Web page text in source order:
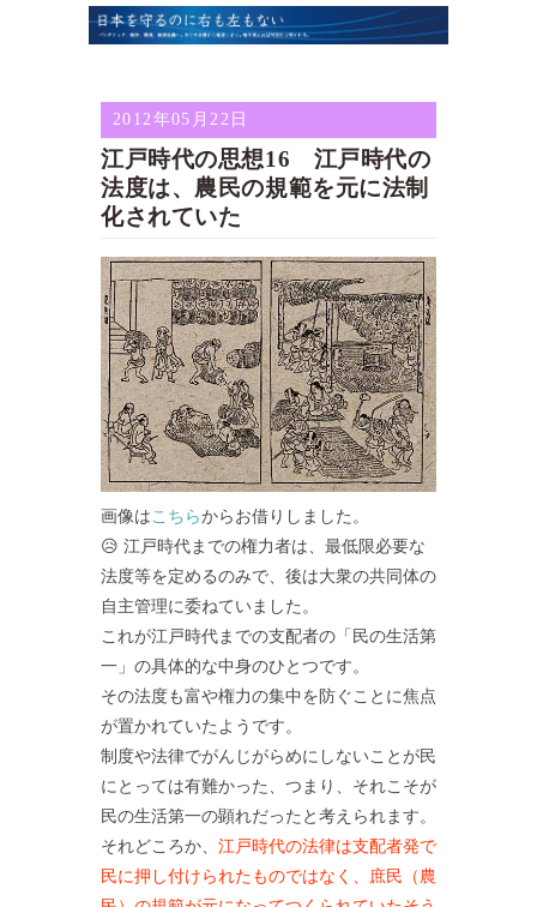
2012年05月22日
江戸時代の思想16 江戸時代の
法度は、農民の規範を元に法制
化されていた
画像はこちらからお借りしました。
😥 江戸時代までの権力者は、最低限必要な
法度等を定めるのみで、後は大衆の共同体の
自主管理に委ねていました。
これが江戸時代までの支配者の「民の生活第
一」の具体的な中身のひとつです。
その法度も富や権力の集中を防ぐことに焦点
が置かれていたようです。
制度や法律でがんじがらめにしないことが民
にとっては有難かった、つまり、それこそが
民の生活第一の顕れだったと考えられます。
それどころか、 江戸時代の法律は支配者発で
民に押し付けられたものではなく、庶民（農